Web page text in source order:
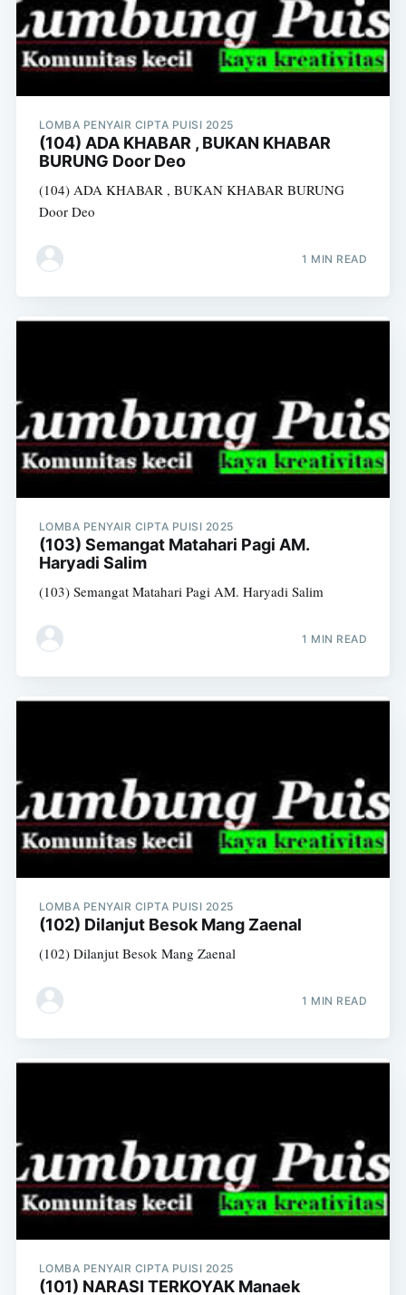
LOMBA PENYAIR CIPTA PUISI 2025
(104) ADA KHABAR , BUKAN KHABAR
BURUNG Door Deo
(104) ADA KHABAR , BUKAN KHABAR BURUNG
Door Deo
1 MIN READ
LOMBA PENYAIR CIPTA PUISI 2025
(103) Semangat Matahari Pagi AM.
Haryadi Salim
(103) Semangat Matahari Pagi AM. Haryadi Salim
1 MIN READ
LOMBA PENYAIR CIPTA PUISI 2025
(102) Dilanjut Besok Mang Zaenal
(102) Dilanjut Besok Mang Zaenal
1 MIN READ
LOMBA PENYAIR CIPTA PUISI 2025
(101) NARASI TERKOYAK Manaek